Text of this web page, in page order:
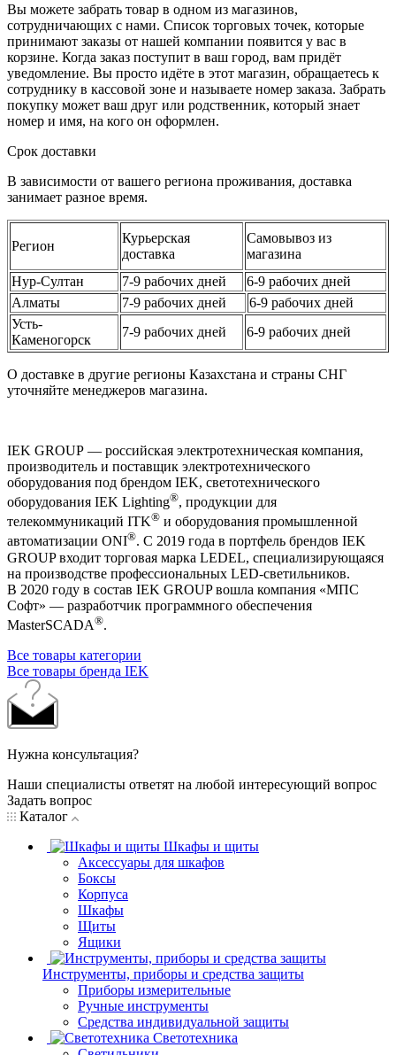
Вы можете забрать товар в одном из магазинов,
сотрудничающих с нами. Список торговых точек, которые
принимают заказы от нашей компании появится у вас в
корзине. Когда заказ поступит в ваш город, вам придёт
уведомление. Вы просто идёте в этот магазин, обращаетесь к
сотруднику в кассовой зоне и называете номер заказа. Забрать
покупку может ваш друг или родственник, который знает
номер и имя, на кого он оформлен.
Срок доставки
В зависимости от вашего региона проживания, доставка
занимает разное время.
Регион
Курьерская
доставка
Самовывоз из
магазина
Нур-Султан
7-9 рабочих дней
6-9 рабочих дней
Алматы
7-9 рабочих дней
6-9 рабочих дней
Усть-
Каменогорск
7-9 рабочих дней 6-9 рабочих дней
О доставке в другие регионы Казахстана и страны СНГ
уточняйте менеджеров магазина.
IEK GROUP — российская электротехническая компания,
производитель и поставщик электротехнического
оборудования под брендом IEK, светотехнического
оборудования IEK Lighting®, продукции для
телекоммуникаций ITK® и оборудования промышленной
автоматизации ONI®. С 2019 года в портфель брендов IEK
GROUP входит торговая марка LEDEL, специализирующаяся
на производстве профессиональных LED-светильников.
В 2020 году в состав IEK GROUP вошла компания «МПС
Софт» — разработчик программного обеспечения
MasterSCADA®.
Все товары категории
Все товары бренда IEK
Нужна консультация?
Наши специалисты ответят на любой интересующий вопрос
Задать вопрос
Каталог
Шкафы и щиты
Аксессуары для шкафов
Боксы
Корпуса
Шкафы
Щиты
Ящики
Инструменты, приборы и средства защиты
Приборы измерительные
Ручные инструменты
Средства индивидуальной защиты
Светотехника